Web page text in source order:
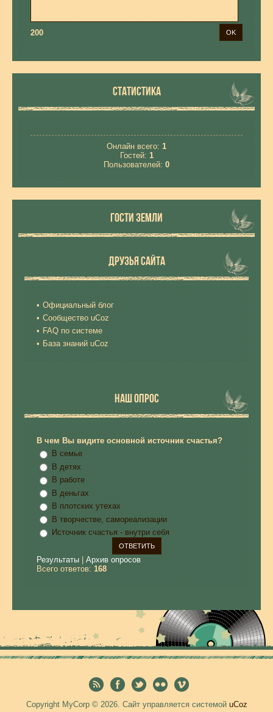
200
СТАТИСТИКА
Онлайн всего: 1
Гостей: 1
Пользователей: 0
ГОСТИ ЗЕМЛИ
ДРУЗЬЯ САЙТА
Официальный блог
Сообщество uCoz
FAQ по системе
База знаний uCoz
НАШ ОПРОС
В чем Вы видите основной источник счастья?
В семье
В детях
В работе
В деньгах
В плотских утехах
В творчестве, самореализации
Источник счастья - внутри себя
Результаты
Архив опросов
Всего ответов: 168
Copyright MyCorp © 2026. Сайт управляется системой uCoz